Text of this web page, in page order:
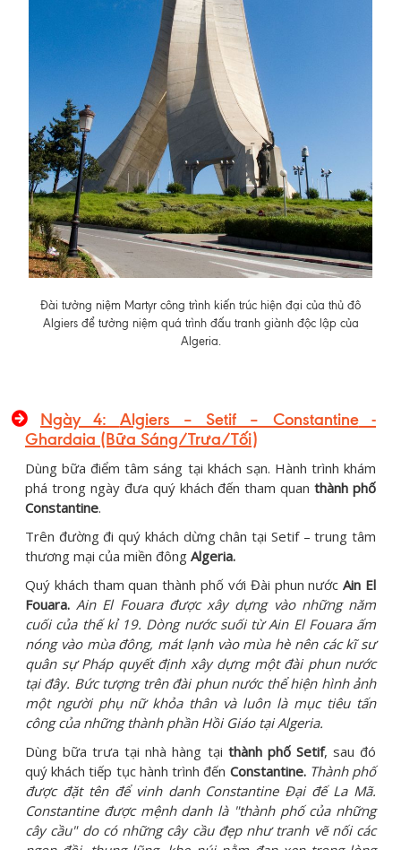
Đài tưởng niệm Martyr công trình kiến trúc hiện đại của thủ đô
Algiers để tưởng niệm quá trình đấu tranh giành độc lập của
Algeria.
Ngày 4: Algiers – Setif – Constantine-
Ghardaia (Bữa Sáng/Trưa/Tối)
Dùng bữa điểm tâm sáng tại khách sạn. Hành trình khám
phá trong ngày đưa quý khách đến tham quanthành phố
Constantine.
Trên đường đi quý khách dừng chân tại Setif – trung tâm
thương mại của miền đông Algeria.
Quý khách tham quan thành phố với Đài phun nướcAin El
Fouara. Ain El Fouara được xây dựng vào những năm
cuối của thế kỉ 19. Dòng nước suối từ Ain El Fouara ấm
nóng vào mùa đông, mát lạnh vào mùa hè nên các kĩ sư
quân sự Pháp quyết định xây dựng một đài phun nước
tại đây. Bức tượng trên đài phun nước thể hiện hình ảnh
một người phụ nữ khỏa thân và luôn là mục tiêu tấn
công của những thành phần Hồi Giáo tại Algeria.
Dùng bữa trưa tại nhà hàng tại thành phố Setif, sau đó
quý khách tiếp tục hành trình đến Constantine. Thành phố
được đặt tên để vinh danh Constantine Đại đế La Mã.
Constantine được mệnh danh là "thành phố của những
cây cầu" do có những cây cầu đẹp như tranh vẽ nối các